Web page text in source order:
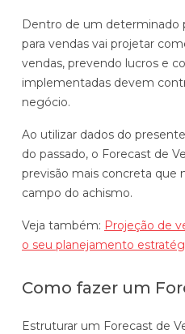
Dentro de um determinado
para vendas vai projetar
vendas, prevendo lucros e
implementadas devem
negócio.
Ao utilizar dados do
do passado, o Forecast de
previsão mais concreta que
campo do achismo.
Veja também: Projeção de
o seu planejamento
Como fazer um
Estruturar um Forecast de